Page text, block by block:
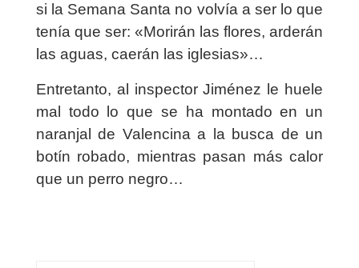
si la Semana Santa no volvía a ser lo que
tenía que ser: «Morirán las flores, arderán
las aguas, caerán las iglesias»…
Entretanto, al inspector Jiménez le huele
mal todo lo que se ha montado en un
naranjal de Valencina a la busca de un
botín robado, mientras pasan más calor
que un perro negro…